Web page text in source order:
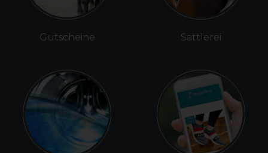
Gutscheine Sattlerei